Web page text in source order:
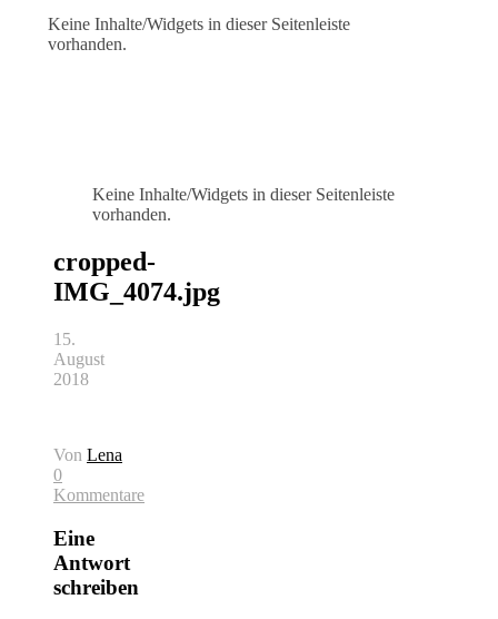
Keine Inhalte/Widgets in dieser Seitenleiste
vorhanden.
Keine Inhalte/Widgets in dieser Seitenleiste
vorhanden.
cropped-
IMG_4074.jpg
15.
August
2018
Von Lena
0
Kommentare
Eine
Antwort
schreiben